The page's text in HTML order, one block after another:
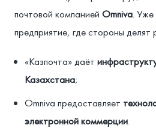
почтовой компанией Omniva. Уже
предприятие, где стороны делят
«Казпочта» даёт
Казахстана;
Omniva предоставляет
электронной коммерции.